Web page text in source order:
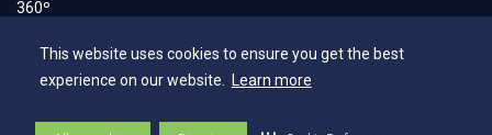
This website uses cookies to ensure you get the best
experience on our website. Learn more
360º
Capelania Institucional
Núcleo de Acessibilidade e Inclusão
Comissão Técnica de Seleção